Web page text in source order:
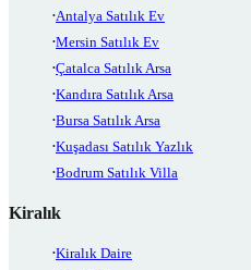
Antalya Satılık Ev
Mersin Satılık Ev
Çatalca Satılık Arsa
Kandıra Satılık Arsa
Bursa Satılık Arsa
Kuşadası Satılık Yazlık
Bodrum Satılık Villa
Kiralık
Kiralık Daire